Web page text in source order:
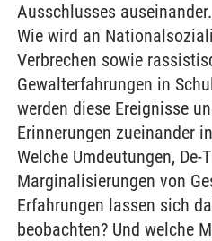
Ausschlusses
Wie wird an
Verbrechen sowie
Gewalterfahrungen in
werden diese Ereignisse
Erinnerungen zueinander
Welche Umdeutungen,
Marginalisierungen von
Erfahrungen lassen sich
beobachten? Und welche